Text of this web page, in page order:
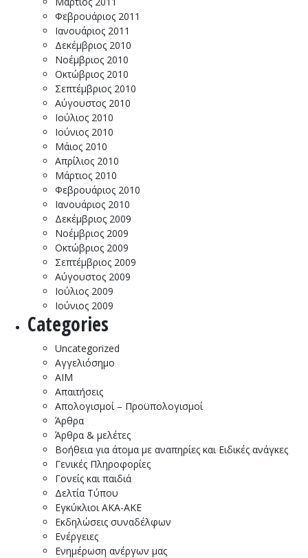
Φεβρουάριος 2011
Ιανουάριος 2011
Δεκέμβριος 2010
Νοέμβριος 2010
Οκτώβριος 2010
Σεπτέμβριος 2010
Αύγουστος 2010
Ιούλιος 2010
Ιούνιος 2010
Μάιος 2010
Απρίλιος 2010
Μάρτιος 2010
Φεβρουάριος 2010
Ιανουάριος 2010
Δεκέμβριος 2009
Νοέμβριος 2009
Οκτώβριος 2009
Σεπτέμβριος 2009
Αύγουστος 2009
Ιούλιος 2009
Ιούνιος 2009
Categories
Uncategorized
Αγγελιόσημο
ΑΙΜ
Απαιτήσεις
Απολογισμοί – Προϋπολογισμοί
Άρθρα
Άρθρα & μελέτες
Βοήθεια για άτομα με αναπηρίες και Ειδικές ανάγκες
Γενικές Πληροφορίες
Γονείς και παιδιά
Δελτία Τύπου
Εγκύκλιοι ΑΚΑ-ΑΚΕ
Εκδηλώσεις συναδέλφων
Ενέργειες
Ενημέρωση ανέργων μας